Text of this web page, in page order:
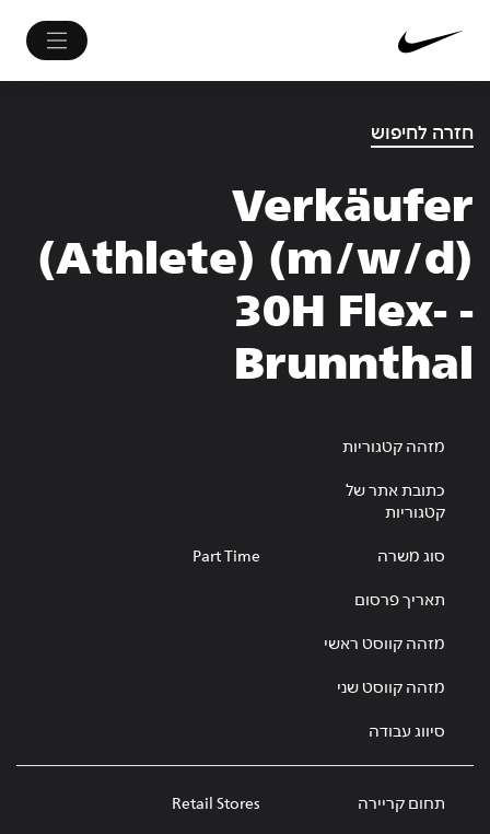
חזרה לחיפוש
Verkäufer
(Athlete) (m/w/d)
30H Flex- -
Brunnthal
מזהה קטגוריות
כתובת אתר של
קטגוריות
סוג משרה Part Time
תאריך פרסום
מזהה קווסט ראשי
מזהה קווסט שני
סיווג עבודה
תחום קריירה Retail Stores